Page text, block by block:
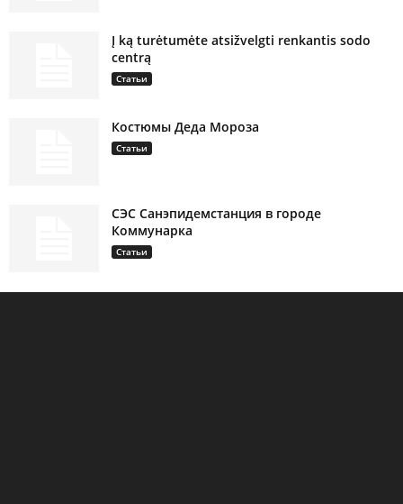
Į ką turėtumėte atsižvelgti renkantis sodo
centrą
Статьи
Костюмы Деда Мороза
Статьи
СЭС Санэпидемстанция в городе
Коммунарка
Статьи